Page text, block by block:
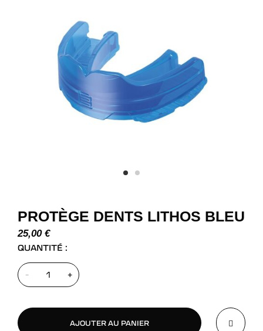
PROTÈGE DENTS LITHOS BLEU
25,00 €
QUANTITÉ :
- +
AJOUTER AU PANIER